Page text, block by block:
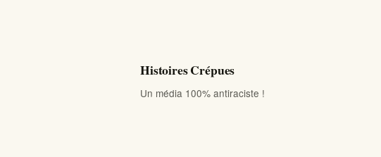
Histoires Crépues
Un média 100% antiraciste !